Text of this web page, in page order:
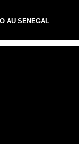
AU SENEGAL